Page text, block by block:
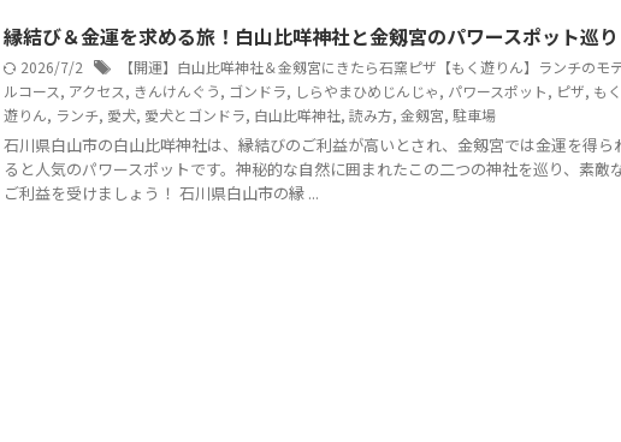
縁結び＆金運を求める旅！白山比咩神社と金剱宮のパワースポット巡り
2026/7/2
【開運】白山比咩神社＆金剱宮にきたら石窯ピザ【もく遊りん】ランチのモ
ルコース, アクセス, きんけんぐう, ゴンドラ, しらやまひめじんじゃ, パワースポット, ピザ, もく
遊りん, ランチ, 愛犬, 愛犬とゴンドラ, 白山比咩神社, 読み方, 金剱宮, 駐車場
石川県白山市の白山比咩神社は、縁結びのご利益が高いとされ、金剱宮では金運を得ら
ると人気のパワースポットです。神秘的な自然に囲まれたこの二つの神社を巡り、素敵
ご利益を受けましょう！ 石川県白山市の縁 ...